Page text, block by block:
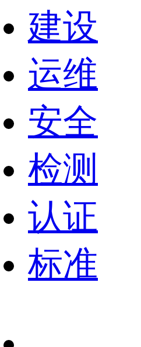
建设
运维
安全
检测
认证
标准